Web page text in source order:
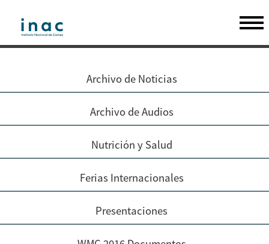
Archivo de Noticias
Archivo de Audios
Nutrición y Salud
Ferias Internacionales
Presentaciones